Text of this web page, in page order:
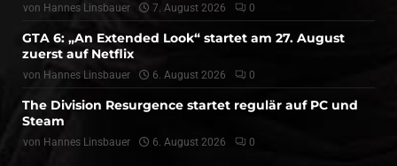
von Hannes Linsbauer 7. August 2026 0
GTA 6: „An Extended Look“ startet am 27. August
zuerst auf Netflix
von Hannes Linsbauer 6. August 2026 0
The Division Resurgence startet regulär auf PC und
Steam
von Hannes Linsbauer 6. August 2026 0